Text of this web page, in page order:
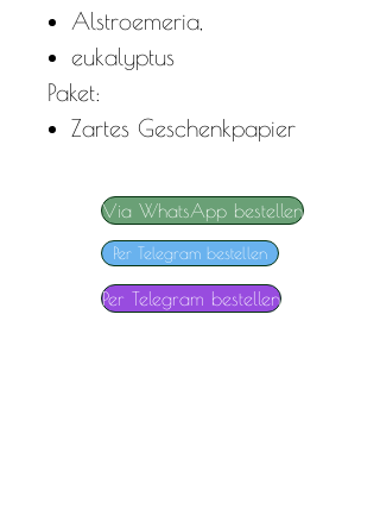
Alstroemeria,
eukalyptus
Paket:
Zartes Geschenkpapier
Via WhatsApp bestellen
Per Telegram bestellen
Per Telegram bestellen